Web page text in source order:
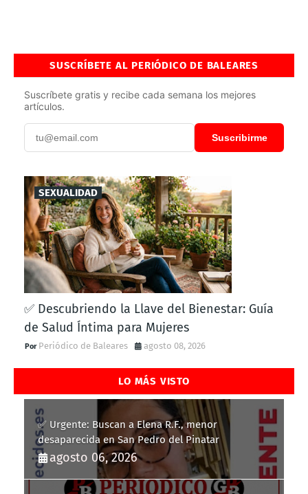
SUSCRÍBETE AL PERIÓDICO DE BALEARES
Suscríbete gratis y recibe cada semana los mejores
artículos.
Suscribirme
SEXUALIDAD
✅ Descubriendo la Llave del Bienestar: Guía
de Salud Íntima para Mujeres
Periódico de Baleares agosto 08, 2026
LO MÁS VISTO
✅ Urgente: Buscan a Elena R.F., menor
desaparecida en San Pedro del Pinatar
agosto 06, 2026